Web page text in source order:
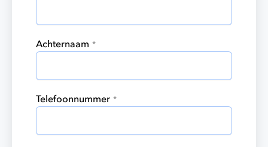
Achternaam *
Telefoonnummer *